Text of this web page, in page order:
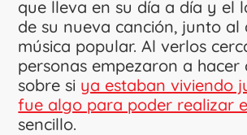
que lleva en su día a día y el
de su nueva canción, junto al
música popular. Al verlos
personas empezaron a hacer
sobre si ya estaban viviendo
fue algo para poder realizar
sencillo.